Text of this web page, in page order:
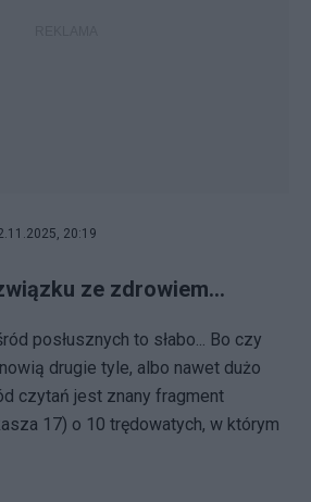
20:19
ze zdrowiem...
posłusznych to słabo... Bo czy
drugie tyle, albo nawet dużo
czytań jest znany fragment
17) o 10 trędowatych, w którym